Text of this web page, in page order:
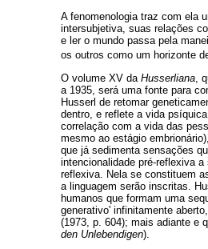
A fenomenologia traz com ela
intersubjetiva, suas relações
e ler o mundo passa pela
os outros como um horizonte
O volume XV da Husserliana ,
a 1935, será uma fonte para
Husserl de retomar
dentro, e reflete a vida
correlação com a vida das
mesmo ao estágio
que já sedimenta sensações
intencionalidade pré-reflexiva
reflexiva. Nela se constituem
a linguagem serão inscritas.
humanos que formam uma
generativo' infinitamente
(1973, p. 604); mais adiante e
den Unlebendigen).